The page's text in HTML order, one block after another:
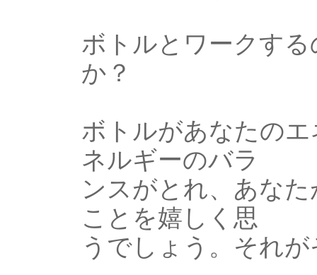
ボトルとワークす
か？
ボトルがあなたの
ネルギーのバラ
ンスがとれ、あな
ことを嬉しく思
うでしょう。それ